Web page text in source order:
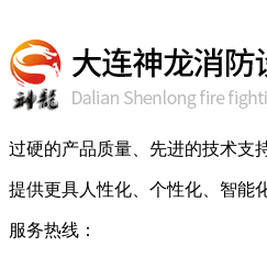
过硬的产品质量、先进的技术支
提供更具人性化、个性化、智能
服务热线：